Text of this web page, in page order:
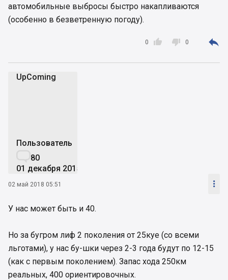
автомобильные выбросы быстро накапливаются
(особенно в безветренную погоду).

0  0 
UpComing
Пользователь
80
01 декабря 2015
02 май 2018 05:51 
У нас может быть и 40.
Но за бугром лиф 2 поколения от 25куе (со всеми
льготами), у нас бу-шки через 2-3 года будут по 12-15
(как с первым поколением). Запас хода 250км
реальных, 400 ориентировочных.